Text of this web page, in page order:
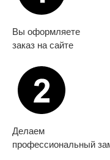
Вы оформляете
заказ на сайте
Делаем
профессиональный